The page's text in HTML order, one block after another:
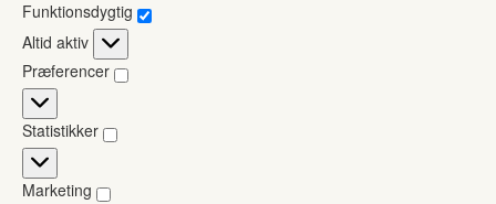
Funktionsdygtig
Funktionsdygtig
Altid aktiv
Præferencer
Præferencer
Statistikker
Statistikker
Marketing